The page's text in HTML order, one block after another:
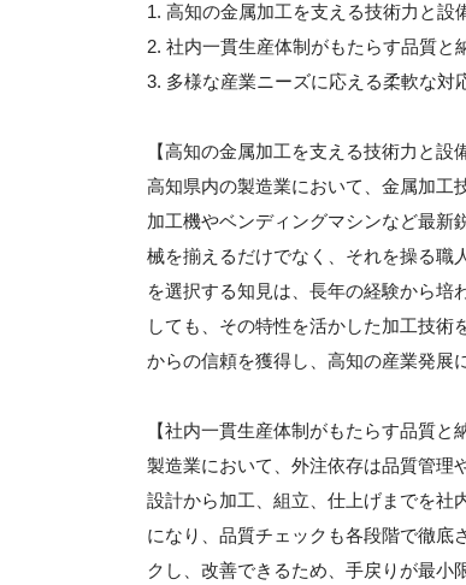
1. 高知の金属加工を支える技術力と設
2. 社内一貫生産体制がもたらす品質と
3. 多様な産業ニーズに応える柔軟な対
【高知の金属加工を支える技術力と設
高知県内の製造業において、金属加工
加工機やベンディングマシンなど最新
械を揃えるだけでなく、それを操る職
を選択する知見は、長年の経験から
しても、その特性を活かした加工技
からの信頼を獲得し、高知の産業発展
【社内一貫生産体制がもたらす品質と
製造業において、外注依存は品質管理
設計から加工、組立、仕上げまでを社
になり、品質チェックも各段階で徹底
クし、改善できるため、手戻りが最小